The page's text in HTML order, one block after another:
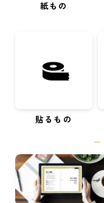
紙もの
貼るもの